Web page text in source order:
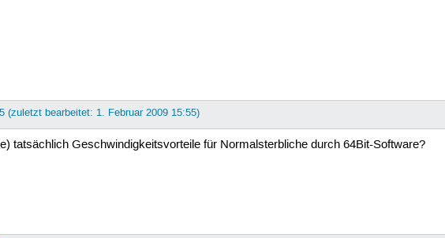
(zuletzt bearbeitet: 1. Februar 2009 15:55)
tatsächlich Geschwindigkeitsvorteile für Normalsterbliche durch 64Bit-Software?